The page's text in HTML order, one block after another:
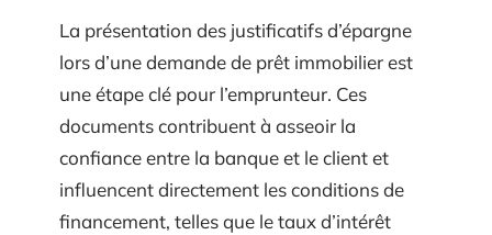
La présentation des justificatifs d’épargne
lors d’une demande de prêt immobilier est
une étape clé pour l’emprunteur. Ces
documents contribuent à asseoir la
confiance entre la banque et le client et
influencent directement les conditions de
financement, telles que le taux d’intérêt